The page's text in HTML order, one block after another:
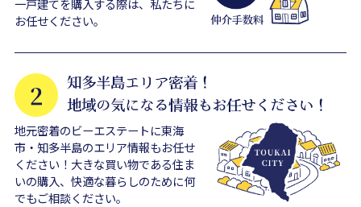
一戸建てを購入する際は、私たちに
お任せください。
地元密着のビーエステートに東海
市・知多半島のエリア情報もお任せ
ください！大きな買い物である住ま
いの購入、快適な暮らしのために何
でもご相談ください。